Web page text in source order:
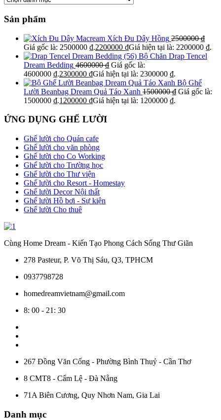
Sản phẩm
Xích Đu Dây Hồng 2500000₫
Giá gốc là: 2500000 ₫.2200000 ₫Giá hiện tại là: 2200000 ₫.
Bộ Chăn Drap Tencel
Dream Bedding 4600000₫ Giá gốc là:
4600000 ₫.2300000 ₫Giá hiện tại là: 2300000 ₫.
Bộ Ghế
Lười Beanbag Dream Quả Táo Xanh 1500000₫ Giá gốc là:
1500000 ₫.1200000 ₫Giá hiện tại là: 1200000 ₫.
ỨNG DỤNG GHẾ LƯỜI
Ghế lười cho Quán cafe
Ghế lười cho văn phòng
Ghế lười cho Co Working
Ghế lười cho Trường học
Ghế lười cho Thư viện
Ghế lười cho Resort - Homestay
Ghế lười Decor Nội thất
Ghế lười Hồ bơi - Sự kiện
Ghế lười Cho thuê
Cùng Home Dream - Kiến Tạo Phong Cách Sống Thư Giãn
278 Pasteur, P. Võ Thị Sáu, Q3, TPHCM
0937798728
homedreamvietnam@gmail.com
8: 00 - 21: 30
267 Đồng Văn Cống - Phường Bình Thuỷ - Cần Thơ
8 CMT8 - Cẩm Lệ - Đà Nẵng
71A Biên Cương, Quy Nhơn Nam, Gia Lai
Danh mục